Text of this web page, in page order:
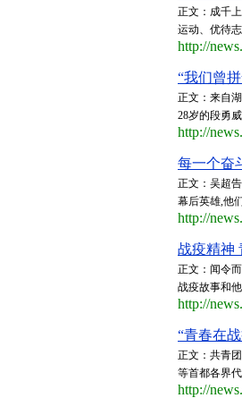
正文：成千
运动、优待
http://
“我们曾
正文：来自
28岁的段勇
http://
每一个奋
正文：吴超
幕后英雄,他
http://
战疫精神
正文：闻令
战疫故事和
http://
“青春在
正文：共青
等首都各界
http://